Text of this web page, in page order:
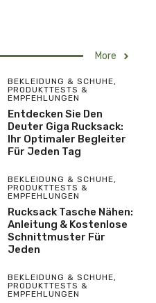
More
BEKLEIDUNG & SCHUHE,
PRODUKTTESTS &
EMPFEHLUNGEN
Entdecken Sie Den
Deuter Giga Rucksack:
Ihr Optimaler Begleiter
Für Jeden Tag
BEKLEIDUNG & SCHUHE,
PRODUKTTESTS &
EMPFEHLUNGEN
Rucksack Tasche Nähen:
Anleitung & Kostenlose
Schnittmuster Für
Jeden
BEKLEIDUNG & SCHUHE,
PRODUKTTESTS &
EMPFEHLUNGEN